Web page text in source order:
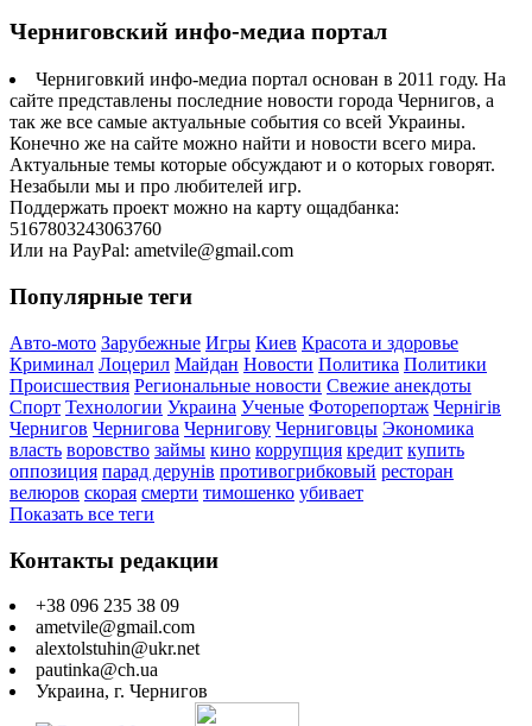
Черниговский инфо-медиа портал
Черниговкий инфо-медиа портал основан в 2011 году. На
сайте представлены последние новости города Чернигов, а
так же все самые актуальные события со всей Украины.
Конечно же на сайте можно найти и новости всего мира.
Актуальные темы которые обсуждают и о которых говорят.
Незабыли мы и про любителей игр.
Поддержать проект можно на карту ощадбанка:
5167803243063760
Или на PayPal: ametvile@gmail.com
Популярные теги
Авто-мото Зарубежные Игры Киев Красота и здоровье
Криминал Лоцерил Майдан Новости Политика Политики
Происшествия Региональные новости Свежие анекдоты
Спорт Технологии Украина Ученые Фоторепортаж Чернігів
Чернигов Чернигова Чернигову Черниговцы Экономика
власть воровство займы кино коррупция кредит купить
оппозиция парад дерунів противогрибковый ресторан
велюров скорая смерти тимошенко убивает
Показать все теги
Контакты редакции
+38 096 235 38 09
ametvile@gmail.com
alextolstuhin@ukr.net
pautinka@ch.ua
Украина, г. Чернигов